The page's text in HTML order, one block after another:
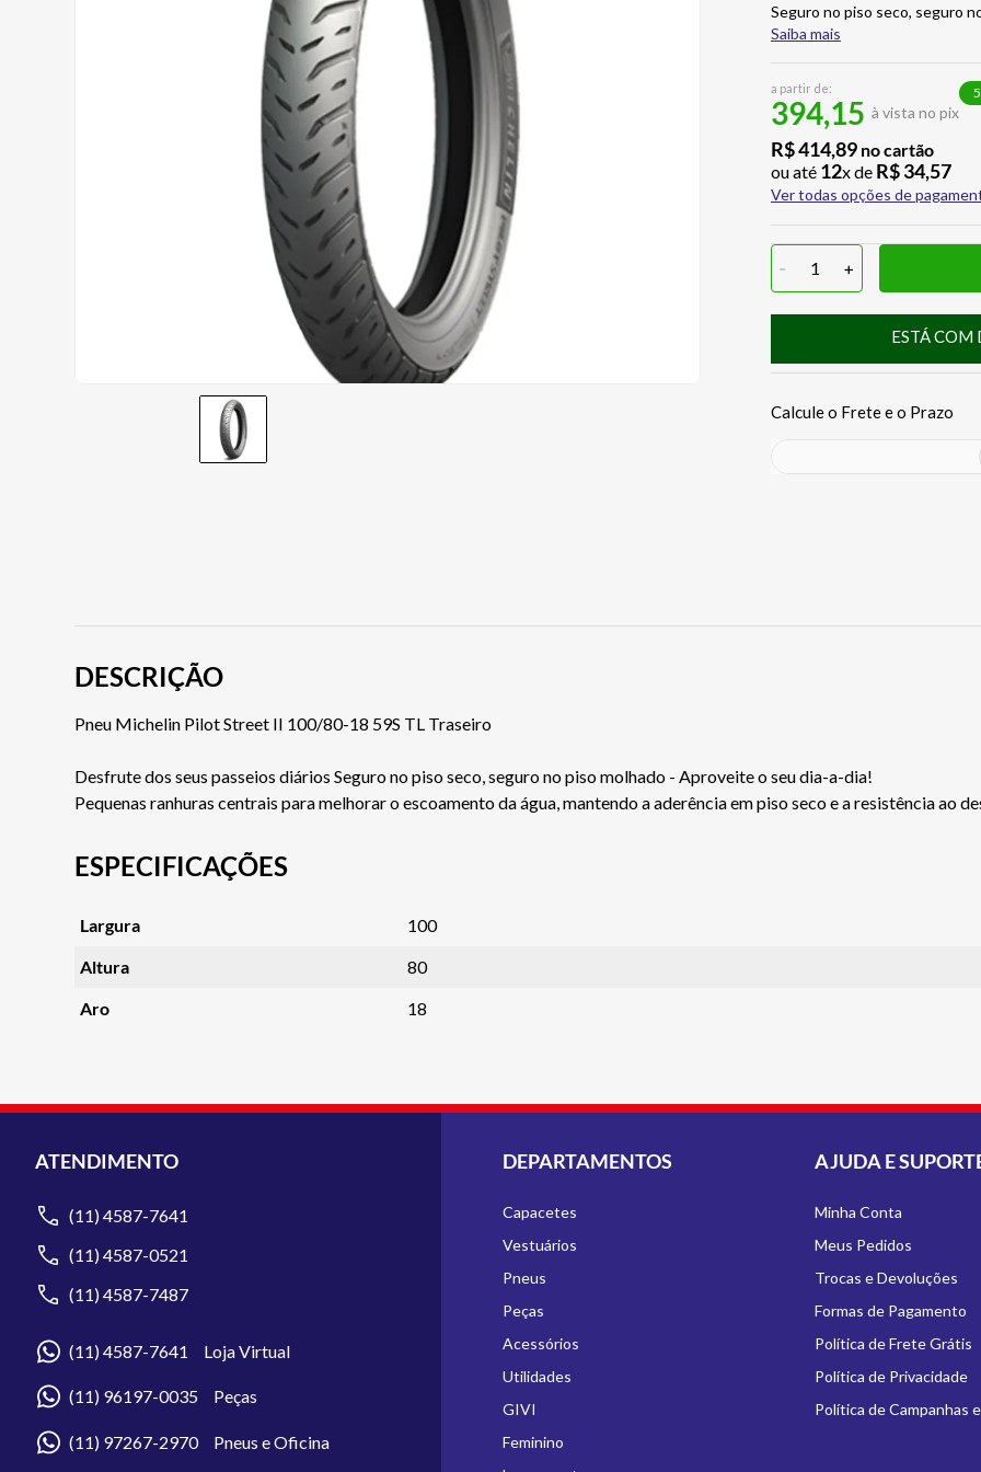
Seguro no piso seco, seguro
Saiba mais
a partir de:
394,15 à vista no pix
5
R$414,89 no cartão
ou até 12x de R$34,57
Ver todas opções de
- 1 +
ESTÁ COM
DESCRIÇÃO
Pneu Michelin Pilot Street II 100/80-18 59S TL Traseiro
Desfrute dos seus passeios diários Seguro no piso seco, seguro no piso molhado - Aproveite o seu dia-a-dia!
Pequenas ranhuras centrais para melhorar o escoamento da água, mantendo a aderência em piso seco e a resistência ao
ESPECIFICAÇÕES
Largura 100
Altura 80
Aro 18
ATENDIMENTO
(11) 4587-7641
(11) 4587-0521
(11) 4587-7487
(11) 4587-7641 Loja Virtual
(11) 96197-0035 Peças
(11) 97267-2970 Pneus e Oficina
DEPARTAMENTOS
Capacetes
Vestuários
Pneus
Peças
Acessórios
Utilidades
GIVI
Feminino
AJUDA E
Minha Conta
Meus Pedidos
Trocas e Devoluções
Formas de Pagamento
Política de Frete Grátis
Política de Privacidade
Política de Campanhas
CALÇA
BOTAS